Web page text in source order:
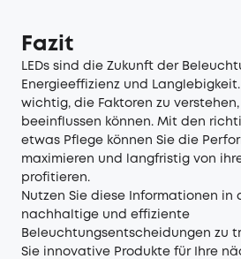
Fazit
LEDs sind die Zukunft der
Energieeffizienz und
wichtig, die Faktoren zu
beeinflussen können. Mit den
etwas Pflege können Sie die
maximieren und langfristig von
profitieren.
Nutzen Sie diese Informationen in
nachhaltige und effiziente
Beleuchtungsentscheidungen zu
Sie innovative Produkte für Ihre